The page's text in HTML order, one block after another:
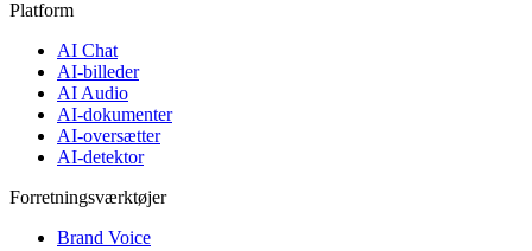
Platform
AI Chat
AI-billeder
AI Audio
AI-dokumenter
AI-oversætter
AI-detektor
Forretningsværktøjer
Brand Voice